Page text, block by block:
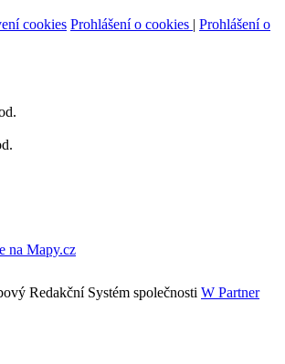
cookies Prohlášení o cookies | Prohlášení o
Redakční Systém společnosti W Partner